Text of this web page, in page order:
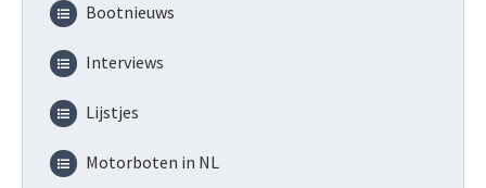
Bootnieuws
Interviews
Lijstjes
Motorboten in NL